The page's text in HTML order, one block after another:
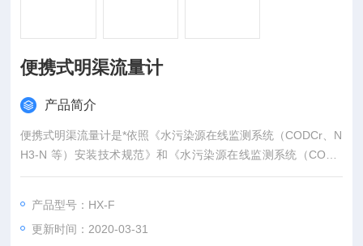
便携式明渠流量计
产品简介
便携式明渠流量计是*依照《水污染源在线监测系统（CODCr、N
H3-N 等）安装技术规范》和《水污染源在线监测系统（CODC
r、NH3-N 等）验收技术规范》的要求的，通过HX-F型便携流量
即可。
产品型号：HX-F
更新时间：2020-03-31